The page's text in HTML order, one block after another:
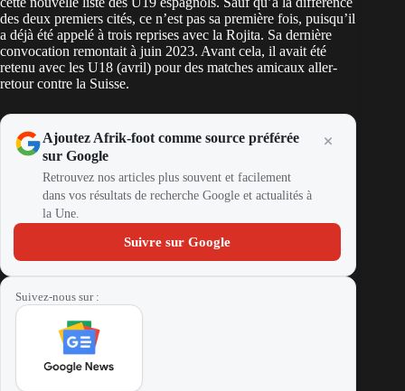
des deux premiers cités, ce n’est pas sa première fois, puisqu’il
a déjà été appelé à trois reprises avec la Rojita. Sa dernière
convocation remontait à juin 2023. Avant cela, il avait été
retenu avec les U18 (avril) pour des matches amicaux aller-
retour contre la Suisse.
Ajoutez Afrik-foot comme source préférée
sur Google
Retrouvez nos articles plus souvent et facilement
dans vos résultats de recherche Google et actualités à
la Une.
Suivre sur Google
Suivez-nous sur :